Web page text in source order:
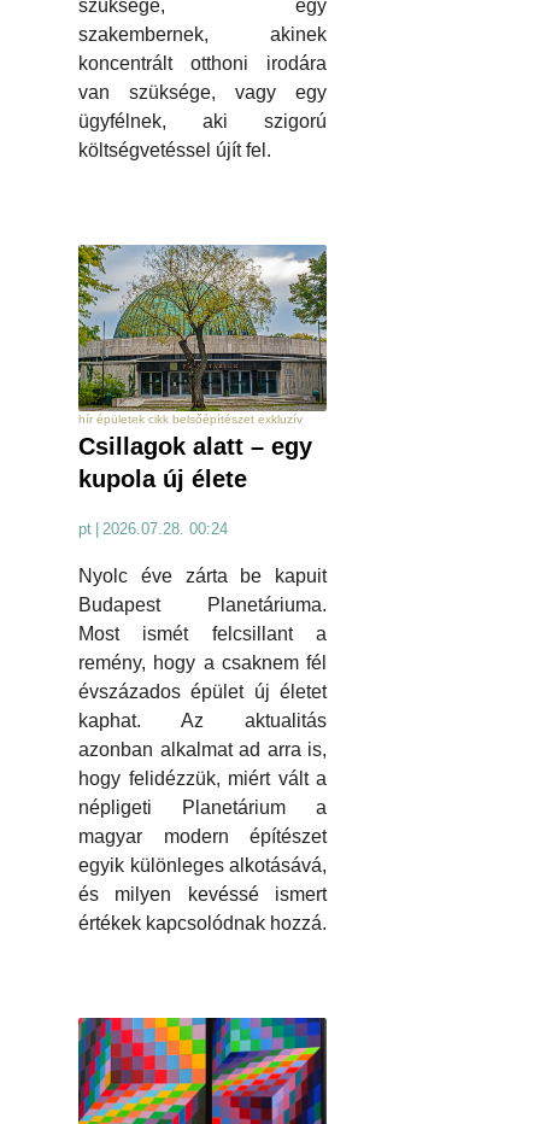
szüksége, egy
szakembernek, akinek
koncentrált otthoni irodára
van szüksége, vagy egy
ügyfélnek, aki szigorú
költségvetéssel újít fel.
hír épületek cikk belsőépítészet exkluzív
Csillagok alatt – egy
kupola új élete
pt | 2026.07.28. 00:24
Nyolc éve zárta be kapuit
Budapest Planetáriuma.
Most ismét felcsillant a
remény, hogy a csaknem fél
évszázados épület új életet
kaphat. Az aktualitás
azonban alkalmat ad arra is,
hogy felidézzük, miért vált a
népligeti Planetárium a
magyar modern építészet
egyik különleges alkotásává,
és milyen kevéssé ismert
értékek kapcsolódnak hozzá.